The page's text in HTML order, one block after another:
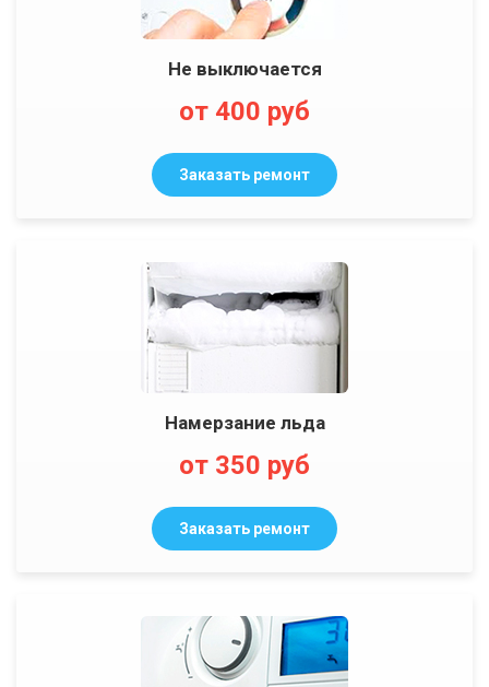
Не выключается
от 400 руб
Заказать ремонт
Намерзание льда
от 350 руб
Заказать ремонт